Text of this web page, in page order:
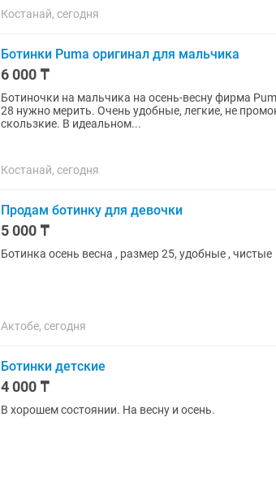
Костанай, сегодня
Ботинки Puma оригинал для мальчика
6 000 ₸
Ботиночки на мальчика на осень-весну фирма
28 нужно мерить. Очень удобные, легкие, не
скользкие. В идеальном...
Костанай, сегодня
Продам ботинку для девочки
5 000 ₸
Ботинка осень весна , размер 25, удобные , чистые
Актобе, сегодня
Ботинки детские
4 000 ₸
В хорошем состоянии. На весну и осень.